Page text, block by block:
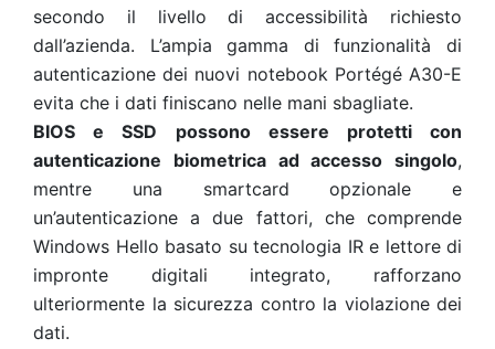
secondo il livello di accessibilità richiesto
dall’azienda. L’ampia gamma di funzionalità di
autenticazione dei nuovi notebook Portégé A30-E
evita che i dati finiscano nelle mani sbagliate.
BIOS e SSD possono essere protetti con
autenticazione biometrica ad accesso singolo,
mentre una smartcard opzionale e
un’autenticazione a due fattori, che comprende
Windows Hello basato su tecnologia IR e lettore di
impronte digitali integrato, rafforzano
ulteriormente la sicurezza contro la violazione dei
dati.